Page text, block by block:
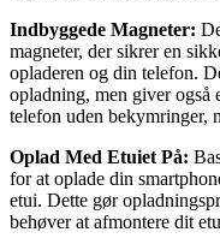
Indbyggede Magneter:
magneter, der sikrer en
opladeren og din telefon.
opladning, men giver også
telefon uden bekymringer,
Oplad Med Etuiet På:
for at oplade din
etui. Dette gør
behøver at afmontere dit